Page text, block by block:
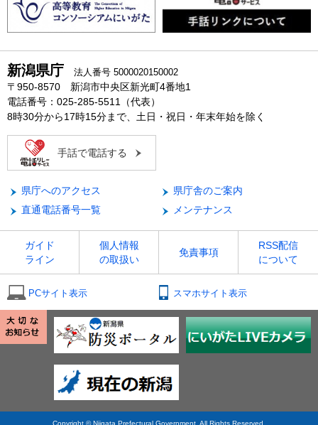
新潟県庁 法人番号 5000020150002
〒950-8570 新潟市中央区新光町4番地1
電話番号：025-285-5511（代表）
8時30分から17時15分まで、土日・祝日・年末年始を除く
手話で電話する
県庁へのアクセス
県庁舎のご案内
直通電話番号一覧
メンテナンス
ガイド
ライン
個人情報
の取扱い
免責事項
RSS配信
について
PCサイト表示 スマホサイト表示
Copyright © Niigata Prefectural Government. All Rights Reserved.